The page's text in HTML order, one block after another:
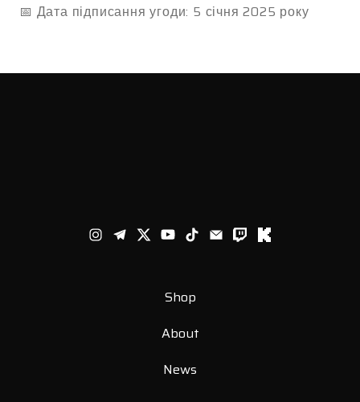
📅 Дата підписання угоди: 5 січня 2025 року
Shop
About
News